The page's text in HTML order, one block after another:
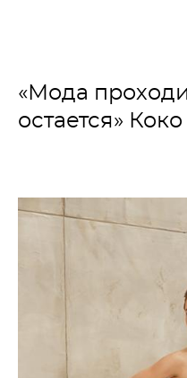
«Мода
остается»